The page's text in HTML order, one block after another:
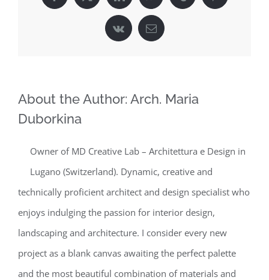
Vk Email
About the Author: Arch. Maria
Duborkina
Owner of MD Creative Lab – Architettura e Design in
Lugano (Switzerland). Dynamic, creative and
technically proficient architect and design specialist who
enjoys indulging the passion for interior design,
landscaping and architecture. I consider every new
project as a blank canvas awaiting the perfect palette
and the most beautiful combination of materials and